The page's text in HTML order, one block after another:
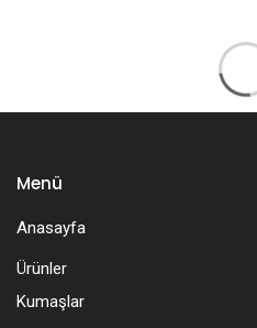
Menü
Anasayfa
Ürünler
Kumaşlar